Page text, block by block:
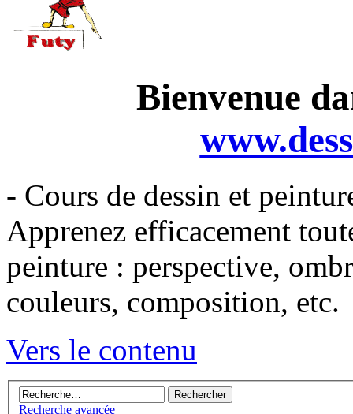
Bienvenue
- Cours de dessin et
Apprenez efficacement
peinture : perspective,
couleurs, composition, etc.
Vers le contenu
Recherche avancée